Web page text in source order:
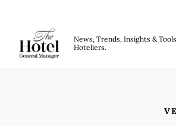
News, Trends, Insights &
Hoteliers.